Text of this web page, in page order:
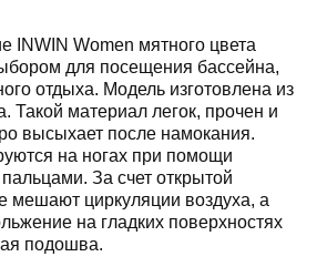
INWIN Women мятного цвета
для посещения бассейна,
отдыха. Модель изготовлена из
Такой материал легок, прочен и
высыхает после намокания.
на ногах при помощи
За счет открытой
мешают циркуляции воздуха, а
на гладких поверхностях
подошва.